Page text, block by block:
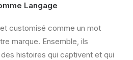
Langage
customisé comme un mot
marque. Ensemble, ils
histoires qui captivent et qui